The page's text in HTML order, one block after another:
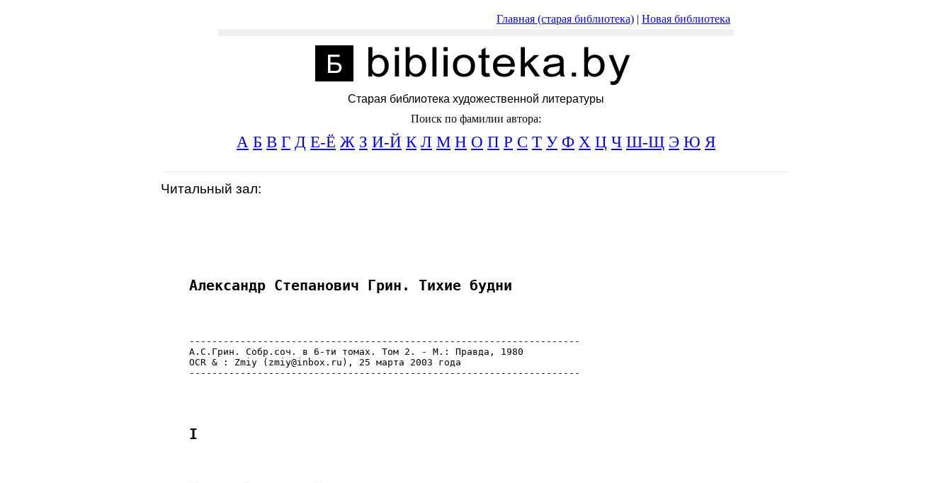
Главная (старая библиотека) | Новая библиотека
Старая библиотека художественной литературы
Поиск по фамилии автора:
А Б В Г Д Е-Ё Ж З И-Й К Л М Н О П Р С Т У Ф Х Ц Ч Ш-Щ Э Ю Я
Читальный зал:
     ---------------------------------------------------------------------
     А.С.Грин. Собр.соч. в 6-ти томах. Том 2. - М.: Правда, 1980
     OCR & : Zmiy (zmiy@inbox.ru), 25 марта 2003 года